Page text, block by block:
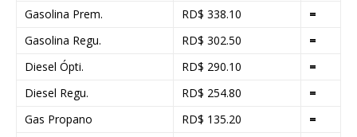
Gasolina Prem.
RD$ 338.10
=
Gasolina Regu.
RD$ 302.50
=
Diesel Ópti.
RD$ 290.10
=
Diesel Regu.
RD$ 254.80
=
Gas Propano
RD$ 135.20
=